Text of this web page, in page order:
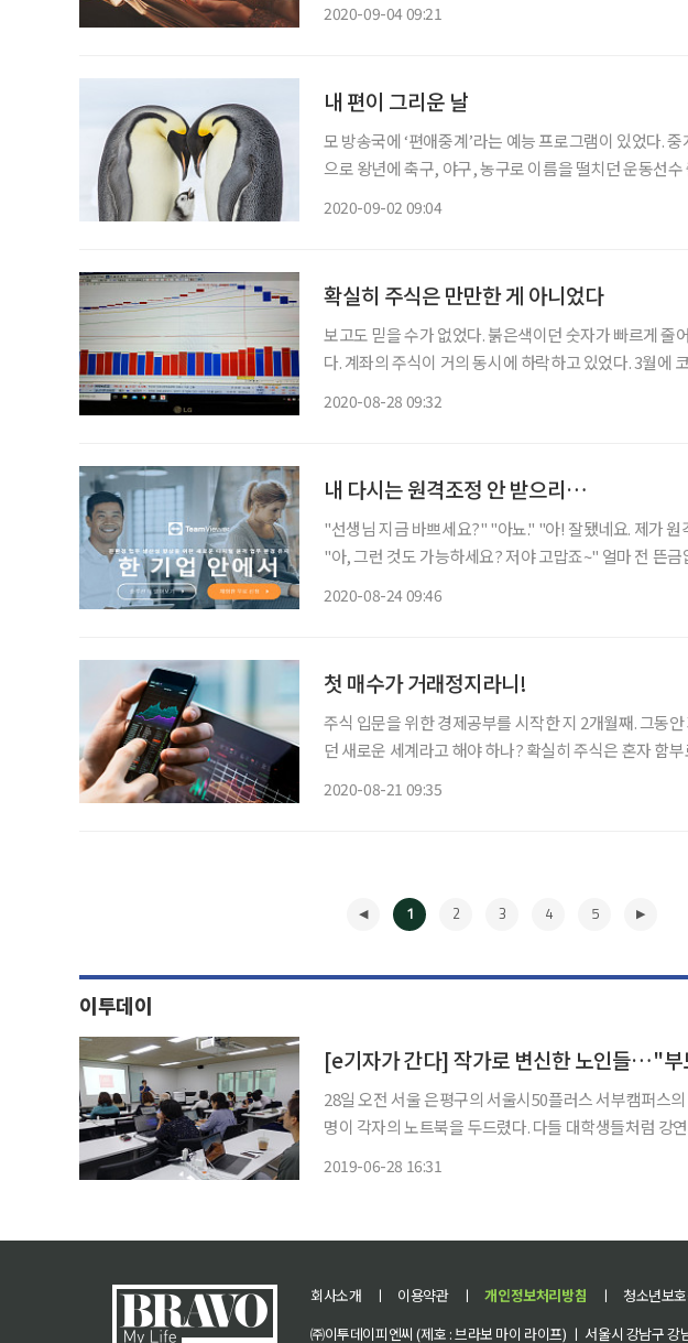
2020-09-04 09:21
내 편이 그리운 날
모 방송국에 ‘편애중계’라는 예능 프로그램이 있었다.
으로 왕년에 축구, 야구, 농구로 이름을 떨치던 운동선
2020-09-02 09:04
확실히 주식은 만만한 게 아니었다
보고도 믿을 수가 없었다. 붉은색이던 숫자가 빠르게 줄
다. 계좌의 주식이 거의 동시에 하락하고 있었다. 3월에
2020-08-28 09:32
내 다시는 원격조정 안 받으리…
"선생님 지금 바쁘세요?" "아뇨." "아! 잘됐네요. 제가
"아, 그런 것도 가능하세요? 저야 고맙죠~" 얼마 전 뜬금없이 그녀(경제스터디 선생님)가 전
2020-08-24 09:46
첫 매수가 거래정지라니!
주식 입문을 위한 경제공부를 시작한 지 2개월째. 그동
던 새로운 세계라고 해야 하나? 확실히 주식은 혼자 함
2020-08-21 09:35
1 2 3 4 5
이투데이
28일 오전 서울 은평구의 서울시50플러스 서부캠퍼스의 한 강의실. 중년과
명이 각자의 노트북을 두드렸다. 다들 대학생들처럼 강
2019-06-28 16:31
회사소개 ㅣ 이용약관 ㅣ 개인정보처리방침 ㅣ 청소년보
㈜이투데이피엔씨 (제호 : 브라보 마이 라이프) ㅣ 서울시 강남구